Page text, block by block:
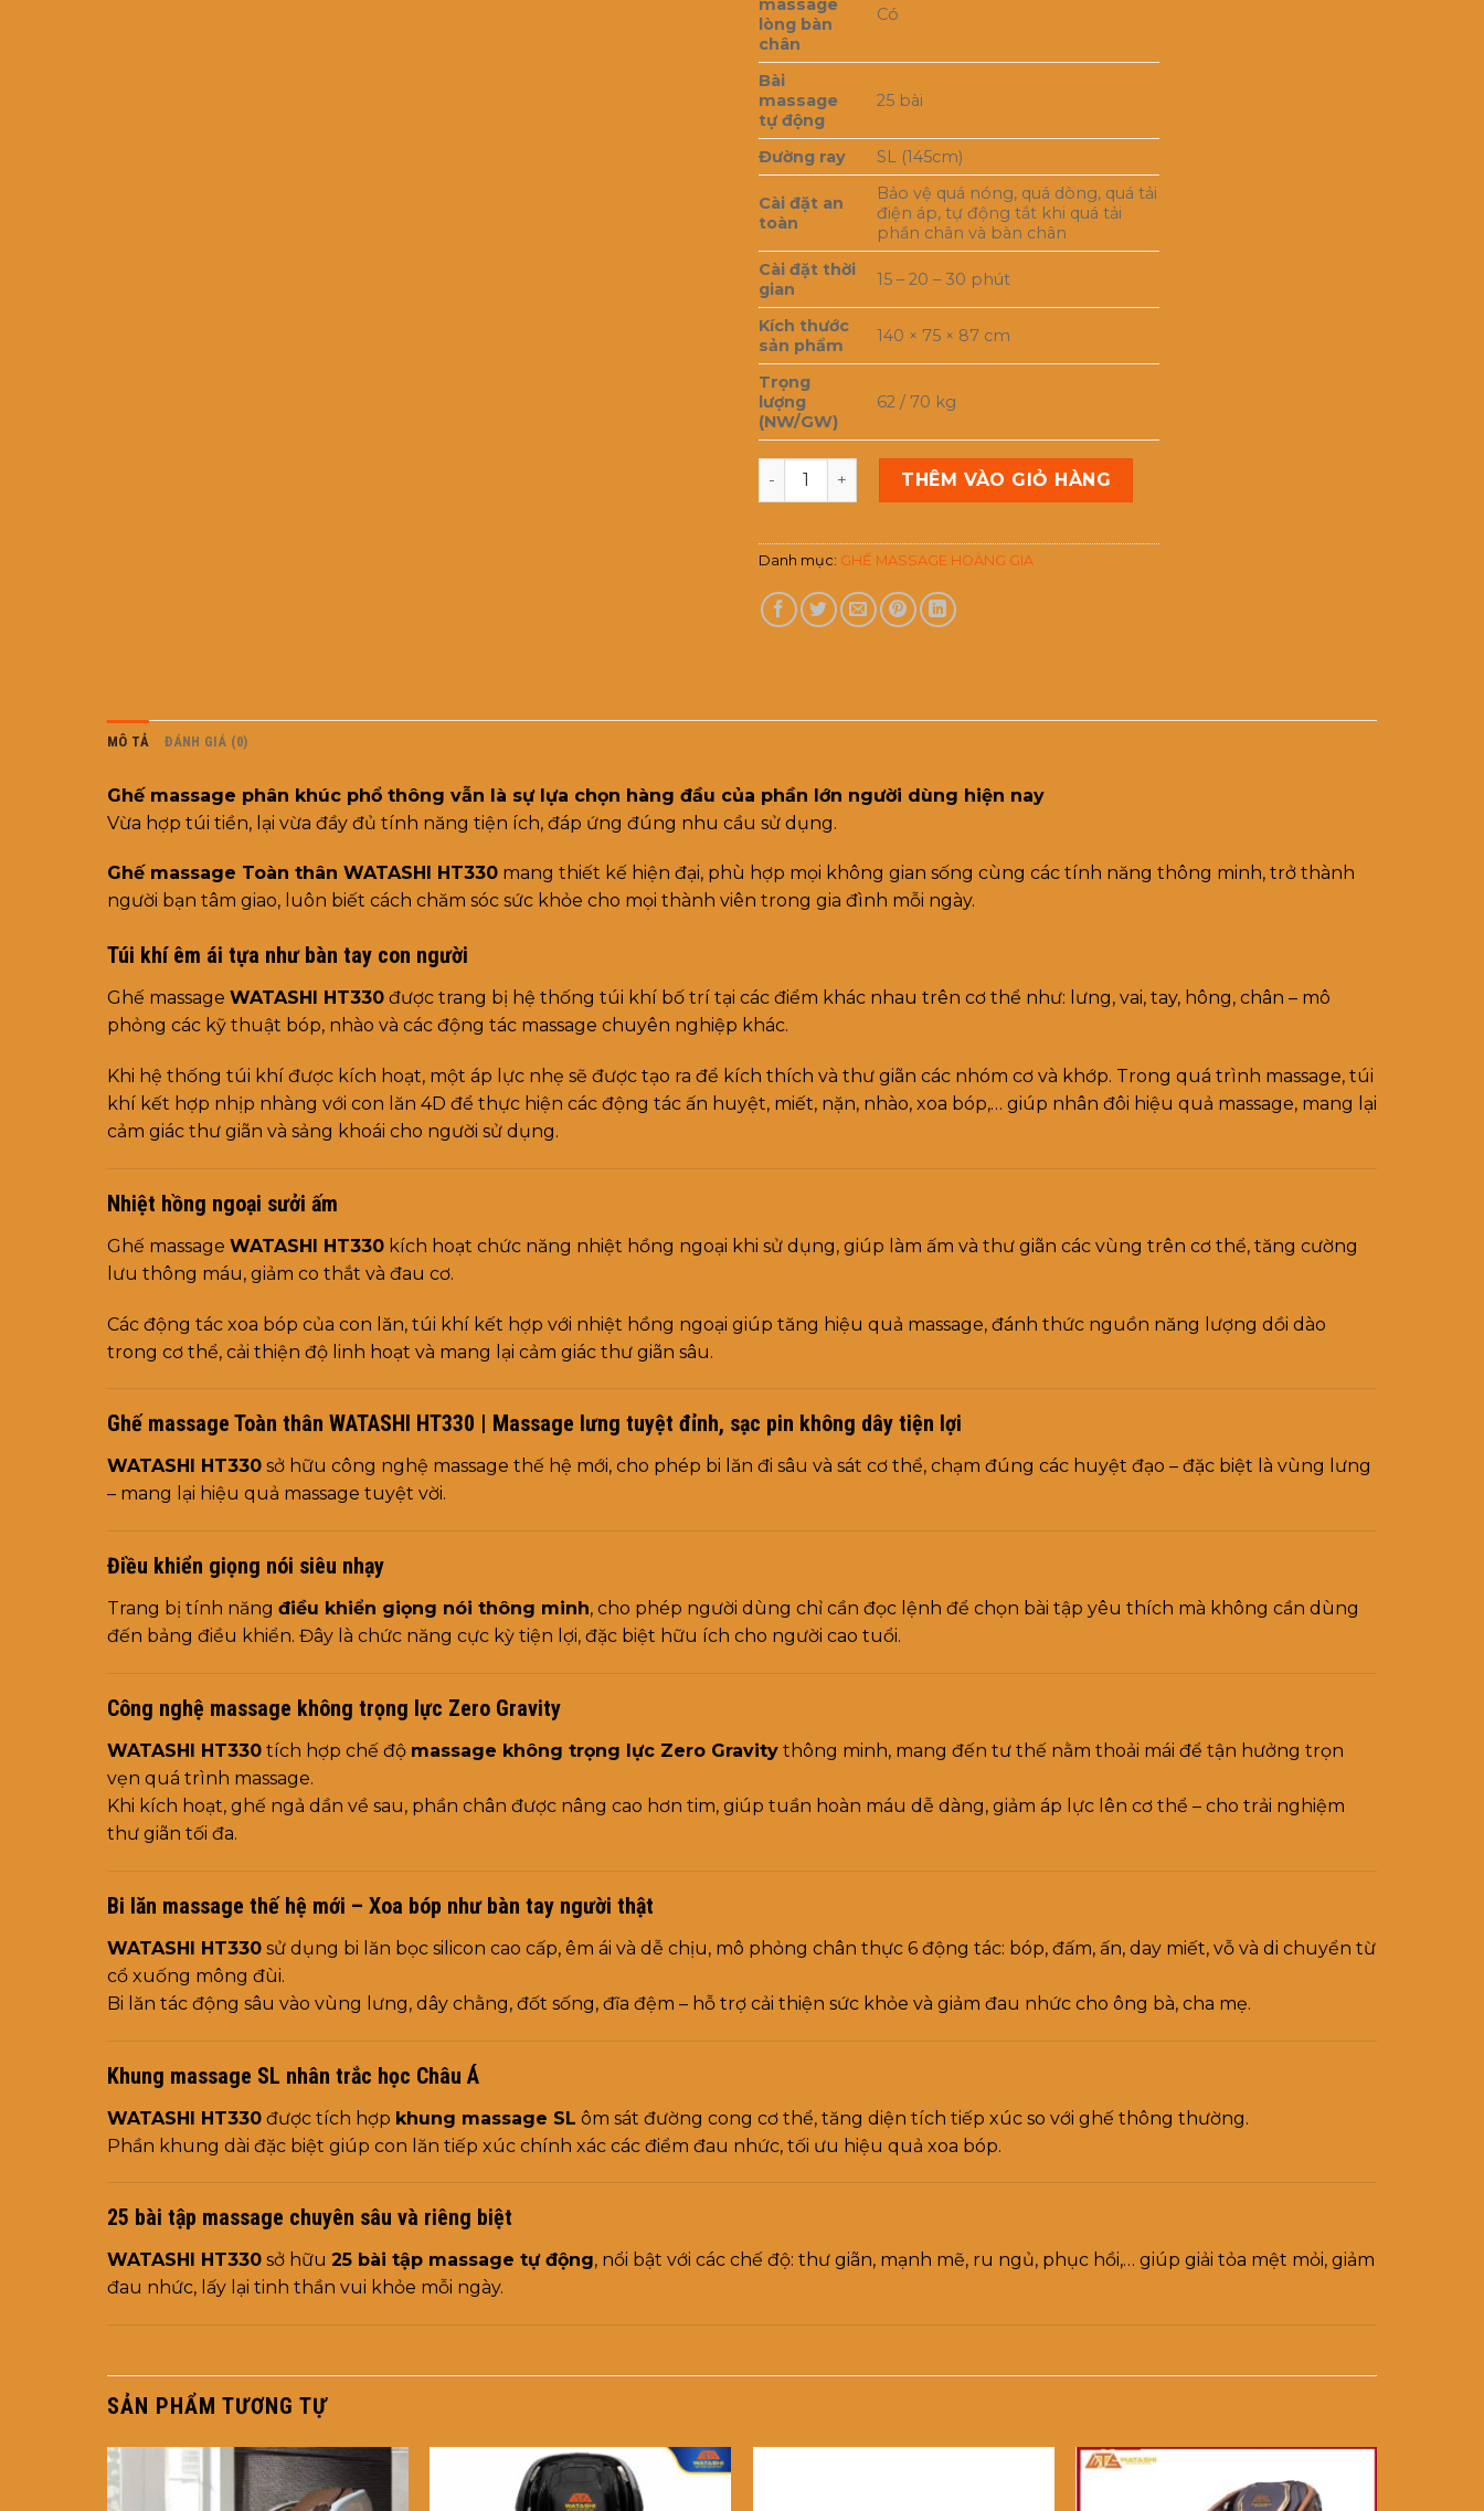
massage
lòng bàn
chân
Có
Bài
massage
tự động
25 bài
Đường ray SL (145cm)
Cài đặt an
toàn
Bảo vệ quá nóng, quá dòng, quá tải
điện áp, tự động tắt khi quá tải
phần chân và bàn chân
Cài đặt thời
gian
15 – 20 – 30 phút
Kích thước
sản phẩm
140 × 75 × 87 cm
Trọng
lượng
(NW/GW)
62 / 70 kg
Ghế massage Toàn thân WATASHI HT330 số lượng
THÊM VÀO GIỎ HÀNG
Danh mục: GHẾ MASSAGE HOÀNG GIA
MÔ TẢ ĐÁNH GIÁ (0)
Ghế massage phân khúc phổ thông vẫn là sự lựa chọn hàng đầu của phần lớn người dùng hiện nay
Vừa hợp túi tiền, lại vừa đầy đủ tính năng tiện ích, đáp ứng đúng nhu cầu sử dụng.
Ghế massage Toàn thân WATASHI HT330 mang thiết kế hiện đại, phù hợp mọi không gian sống cùng các tính năng thông minh, trở thành
người bạn tâm giao, luôn biết cách chăm sóc sức khỏe cho mọi thành viên trong gia đình mỗi ngày.
Túi khí êm ái tựa như bàn tay con người
Ghế massage WATASHI HT330 được trang bị hệ thống túi khí bố trí tại các điểm khác nhau trên cơ thể như: lưng, vai, tay, hông, chân – mô
phỏng các kỹ thuật bóp, nhào và các động tác massage chuyên nghiệp khác.
Khi hệ thống túi khí được kích hoạt, một áp lực nhẹ sẽ được tạo ra để kích thích và thư giãn các nhóm cơ và khớp. Trong quá trình massage, túi
khí kết hợp nhịp nhàng với con lăn 4D để thực hiện các động tác ấn huyệt, miết, nặn, nhào, xoa bóp,… giúp nhân đôi hiệu quả massage, mang lại
cảm giác thư giãn và sảng khoái cho người sử dụng.
Nhiệt hồng ngoại sưởi ấm
Ghế massage WATASHI HT330 kích hoạt chức năng nhiệt hồng ngoại khi sử dụng, giúp làm ấm và thư giãn các vùng trên cơ thể, tăng cường
lưu thông máu, giảm co thắt và đau cơ.
Các động tác xoa bóp của con lăn, túi khí kết hợp với nhiệt hồng ngoại giúp tăng hiệu quả massage, đánh thức nguồn năng lượng dồi dào
trong cơ thể, cải thiện độ linh hoạt và mang lại cảm giác thư giãn sâu.
Ghế massage Toàn thân WATASHI HT330 | Massage lưng tuyệt đỉnh, sạc pin không dây tiện lợi
WATASHI HT330 sở hữu công nghệ massage thế hệ mới, cho phép bi lăn đi sâu và sát cơ thể, chạm đúng các huyệt đạo – đặc biệt là vùng lưng
– mang lại hiệu quả massage tuyệt vời.
Điều khiển giọng nói siêu nhạy
Trang bị tính năng điều khiển giọng nói thông minh, cho phép người dùng chỉ cần đọc lệnh để chọn bài tập yêu thích mà không cần dùng
đến bảng điều khiển. Đây là chức năng cực kỳ tiện lợi, đặc biệt hữu ích cho người cao tuổi.
Công nghệ massage không trọng lực Zero Gravity
WATASHI HT330 tích hợp chế độ massage không trọng lực Zero Gravity thông minh, mang đến tư thế nằm thoải mái để tận hưởng trọn
vẹn quá trình massage.
Khi kích hoạt, ghế ngả dần về sau, phần chân được nâng cao hơn tim, giúp tuần hoàn máu dễ dàng, giảm áp lực lên cơ thể – cho trải nghiệm
thư giãn tối đa.
Bi lăn massage thế hệ mới – Xoa bóp như bàn tay người thật
WATASHI HT330 sử dụng bi lăn bọc silicon cao cấp, êm ái và dễ chịu, mô phỏng chân thực 6 động tác: bóp, đấm, ấn, day miết, vỗ và di chuyển từ
cổ xuống mông đùi.
Bi lăn tác động sâu vào vùng lưng, dây chằng, đốt sống, đĩa đệm – hỗ trợ cải thiện sức khỏe và giảm đau nhức cho ông bà, cha mẹ.
Khung massage SL nhân trắc học Châu Á
WATASHI HT330 được tích hợp khung massage SL ôm sát đường cong cơ thể, tăng diện tích tiếp xúc so với ghế thông thường.
Phần khung dài đặc biệt giúp con lăn tiếp xúc chính xác các điểm đau nhức, tối ưu hiệu quả xoa bóp.
25 bài tập massage chuyên sâu và riêng biệt
WATASHI HT330 sở hữu 25 bài tập massage tự động, nổi bật với các chế độ: thư giãn, mạnh mẽ, ru ngủ, phục hồi,… giúp giải tỏa mệt mỏi, giảm
đau nhức, lấy lại tinh thần vui khỏe mỗi ngày.
SẢN PHẨM TƯƠNG TỰ